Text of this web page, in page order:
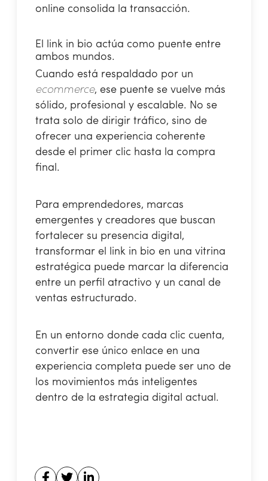
online consolida la transacción.
El link in bio actúa como puente entre
ambos mundos.
Cuando está respaldado por un
ecommerce, ese puente se vuelve más
sólido, profesional y escalable. No se
trata solo de dirigir tráfico, sino de
ofrecer una experiencia coherente
desde el primer clic hasta la compra
final.
Para emprendedores, marcas
emergentes y creadores que buscan
fortalecer su presencia digital,
transformar el link in bio en una vitrina
estratégica puede marcar la diferencia
entre un perfil atractivo y un canal de
ventas estructurado.
En un entorno donde cada clic cuenta,
convertir ese único enlace en una
experiencia completa puede ser uno de
los movimientos más inteligentes
dentro de la estrategia digital actual.